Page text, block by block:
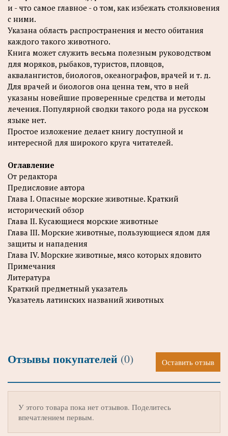
и - что самое главное - о том, как избежать столкновения
с ними.
Указана область распространения и место обитания
каждого такого животного.
Книга может служить весьма полезным руководством
для моряков, рыбаков, туристов, пловцов,
аквалангистов, биологов, океанографов, врачей и т. д.
Для врачей и биологов она ценна тем, что в ней
указаны новейшие проверенные средства и методы
лечения. Популярной сводки такого рода на русском
языке нет.
Простое изложение делает книгу доступной и
интересной для широкого круга читателей.
Оглавление
От редактора
Предисловие автора
Глава I. Опасные морские животные. Краткий
исторический обзор
Глава II. Кусающиеся морские животные
Глава III. Морские животные, пользующиеся ядом для
защиты и нападения
Глава IV. Морские животные, мясо которых ядовито
Примечания
Литература
Краткий предметный указатель
Указатель латинских названий животных
Отзывы покупателей (0) Оставить отзыв
У этого товара пока нет отзывов. Поделитесь
впечатлением первым.